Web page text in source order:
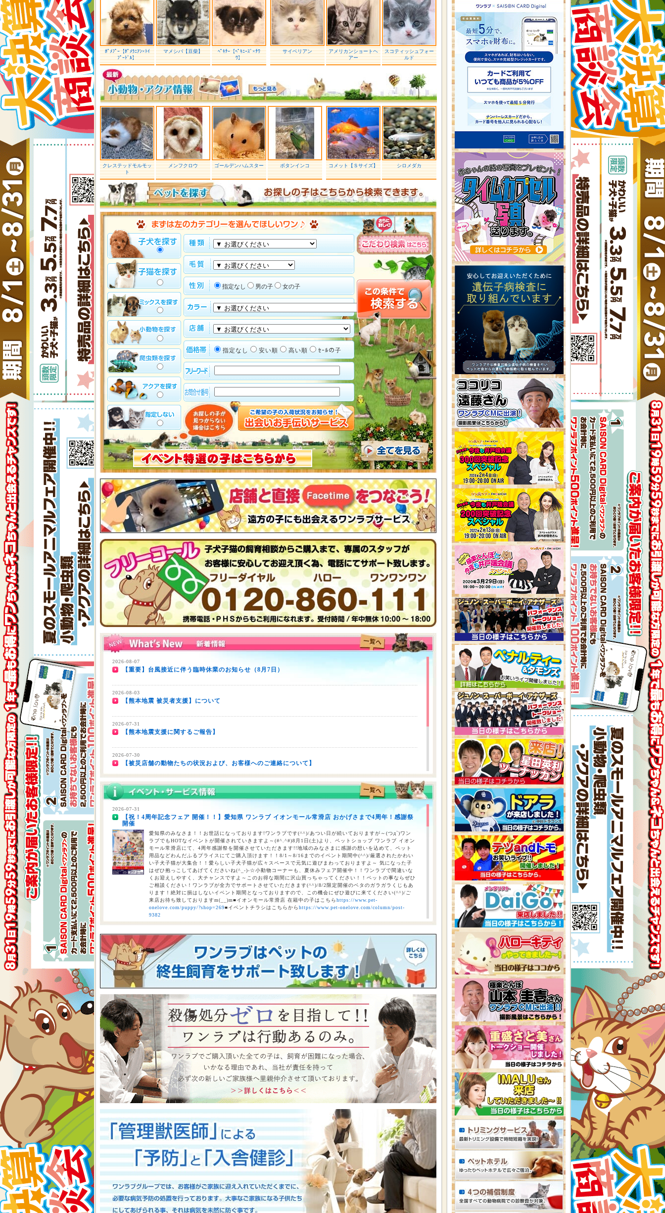
ﾎﾟﾒﾌﾟｰ【ﾎﾟﾒﾗﾆｱﾝ×ﾄｲ
ﾌﾟｰﾄﾞﾙ】
マメシバ【豆柴】
ﾍﾟｷﾁｰ【ﾍﾟｷﾆｰｽﾞ×ﾁﾜ
ﾜ】
サイベリアン
アメリカンショートヘ
アー
スコティッシュフォー
ルド
クレステッドモルモッ
ト
メンフクロウ ゴールデンハムスター ボタンインコ コメット【Ｓサイズ】 シロメダカ
指定なし 男の子 女の子
指定なし 安い順 高い順 ｾｰﾙの子
2026-08-07
【重要】台風接近に伴う臨時休業のお知らせ（8月7日）
2026-08-03
【熊本地震 被災者支援】について
2026-07-31
【熊本地震支援に関するご報告】
2026-07-30
【被災店舗の動物たちの状況および、お客様へのご連絡について】
2026-07-29
熊本県を中心とする地震について
2026-07-28
【重要】熊本地震に伴う臨時休業のお知らせ（合志店・光の森店・西熊本店・はません店・宇土店）
2026-07-31
【祝！4周年記念フェア 開催！！】愛知県 ワンラブ イオンモール常滑店 おかげさまで4周年！感謝祭
開催
愛知県のみなさま！！お世話になっております!ワンラブです(^^)/あつい日が続いておりますが～(つд`)ワン
ラブでもHOTなイベントが開催されていきますよ～(#^.^#)8月1日(土)より、ペットショップ ワンラブ イオン
モール常滑店にて、4周年感謝祭を開催させていただきます!!地域のみなさまに感謝の想いを込めて、ペット
用品などわんだふるプライスにてご購入頂けます！！8/1～8/16までのイベント期間中(^^)/厳選されたかわい
い子犬子猫が大集合！！愛らしい子犬子猫が広々スペースで元気に遊びまわっておりますよ～ 気になった子
はぜひ抱っこしてあげてくださいね(^_-)-☆小動物コーナーも、夏休みフェア開催中！！ワンラブで間違いな
くお迎えしやすく、大チャンスですよ～このお得な期間に沢山買っちゃってください！！ペットの事ならぜひ
ご相談ください！ワンラブが全力でサポートさせていただきます(^^)/8/2限定開催のベタのガラガラくじもあ
ります！絶対に損はしないイベント期間となっておりますので、この機会にぜひ遊びに来てください(^^)/ご
来店お待ち致しておりますm(__)m■イオンモール常滑店 在籍中の子はこちらhttps://www.pet-
onelove.com/puppy/?shop=269■イベントチラシはこちらからhttps://www.pet-onelove.com/column/post-
9382
2026-07-31
【2026年 大決算商談会 第2弾開催！！】ワンラブ総決算 22周年祭｜大決算商談会開幕！！ 8/31お引渡
しまで
ペットショップ ワンラブ 本気の大決算商談会！！ ワンラブ看板店舗にて、ポイントプレゼントキャンペー
ンがスタート！！ 2026年8月1日にLINE配信されておりますクーポンを2,500円以上のお会計時にご利用頂
くと、ワンラブポイントをプレゼント！！まだ会員アプリをご利用中でない方は、店頭で会員アプリを取得頂
くとクーポンが配信されますので、最寄店舗にてぜひご確認ください！！※ワンラブ看板店舗が対象※ 小動
くださいね イベント内容はこちら
https://www.pet-onelove.com/column/post-9344/
2026-07-24
【大決算2026開催！！】香川県 ワンラブ イオンタウン宇多津店＆ゆめタウン三豊店 一年で一番お得な
大決算フェア開催中！！7/25～8/9まで｜ワンラブグループ
香川県のみなさま、お世話になっております！！7月25日(土)より、ペットショップ ワンラブ イオンタウン宇
多津店、ゆめタウン三豊店合同にて、大決算フェアを開催させていただきます！！7/25～8/9までのイベント
期間中(^^)/厳選されたかわいい子犬子猫が大集合！！今年もぜひ遊びに来てください(^^)/ペット用品も専門
店として、品揃え豊富に取り揃えで、わんだふるプライスとなっております♪愛らしい子犬子猫が広々スペー
スで元気に遊びまわっておりますよ～ 気になった子はぜひ抱っこしてあげてくださいね(^_-)-☆一年で一番！
お迎えのチャンスですよ～このお得な期間に沢山買っちゃってください！！ペットの事ならぜひご相談くださ
い！ワンラブが全力でサポートさせていただきます(^^)/改めまして、地域の皆様に愛されるペットショップ
としてスタッフ一同頑張ってまいりますm(__)m ■ゆめタウン三豊店 在籍中の子はこちら https://www.pet-
2026-07-17
【Meet Your New Family Fes 開催！！】長野県 ワンラブ アリオ上田店 動物大集合イベント開催！！
7/18～8/2まで｜ワンラブグループ
長野のみなさま！！お世話になっております!ワンラブです(^^)/暑い日も多くなってまいりましたね 熱中症に
は注意しましょう！！ワンラブでもHOTなイベントが開催されていきますよ～(#^.^#)7月18日(土)より、ペッ
トショップ ワンラブ アリオ上田店にて、ペットイベントを開催させていただきます！！地域のみなさまに感
謝の想いを込めて、ペット用品などわんだふるプライスにてご購入頂けます！！7/18～8/2までのイベント期
間中(^^)/厳選されたかわいい子犬子猫が大集合！！愛らしい子犬子猫が広々スペースで元気に遊びまわって
おりますよ～ 気になった子はぜひ抱っこしてあげてくださいね(^_-)-☆大決算商談会も開催されておりますの
で、ワンラブで間違いなくお迎えしやすく、大チャンスですよ～このお得な期間に沢山買っちゃってくださ